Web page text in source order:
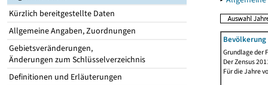
Kürzlich bereitgestellte Daten
Allgemeine Angaben, Zuordnungen
Gebietsveränderungen,
Änderungen zum Schlüsselverzeichnis
Definitionen und Erläuterungen
Grundlage der
Der Zensus
Für die Jahre